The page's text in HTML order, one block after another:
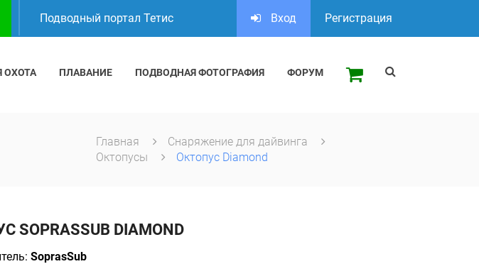
Подводный портал Тетис Вход Регистрация
ОХОТА ПЛАВАНИЕ ПОДВОДНАЯ ФОТОГРАФИЯ ФОРУМ
Главная
Снаряжение для дайвинга
Октопусы
Октопус Diamond
SOPRASSUB DIAMOND
SoprasSub